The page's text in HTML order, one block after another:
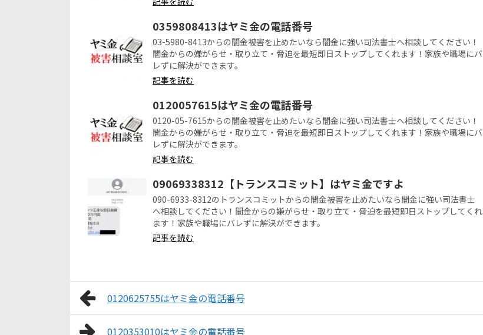
0359808413はヤミ金の電話番号
03-5980-8413からの闇金被害を止めたいなら闇金に強い司法書士へ相談してください！
闇金からの嫌がらせ・取り立て・脅迫を最短即日ストップしてくれます！家族や職場にバ
レずに解決ができます。
記事を読む
0120057615はヤミ金の電話番号
0120-05-7615からの闇金被害を止めたいなら闇金に強い司法書士へ相談してください！
闇金からの嫌がらせ・取り立て・脅迫を最短即日ストップしてくれます！家族や職場にバ
レずに解決ができます。
記事を読む
09069338312【トランスコミット】はヤミ金ですよ
090-6933-8312のトランスコミットからの闇金被害を止めたいなら闇金に強い司法書士
へ相談してください！闇金からの嫌がらせ・取り立て・脅迫を最短即日ストップしてくれ
ます！家族や職場にバレずに解決ができます。
記事を読む
0120625755はヤミ金の電話番号
0120353010はヤミ金の電話番号